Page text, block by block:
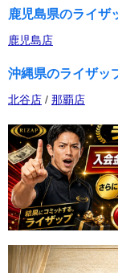
鹿児島県のライザ
鹿児島店
沖縄県のライザッ
北谷店 / 那覇店